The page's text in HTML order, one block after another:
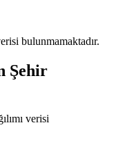
bulunmamaktadır.
Şehir
verisi